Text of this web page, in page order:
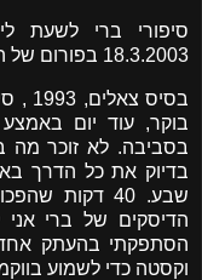
סיפורי ברי לשעת
18.3.2003 בפורום של האתר הרשמי.
בוקר, עוד יום
בסביבה. לא זוכר מה
בדיוק את כל הדרך
שבע. 40 דקות
הדיסקים של ברי
הסתפקתי בהעתק
וקסטה כדי לשמוע